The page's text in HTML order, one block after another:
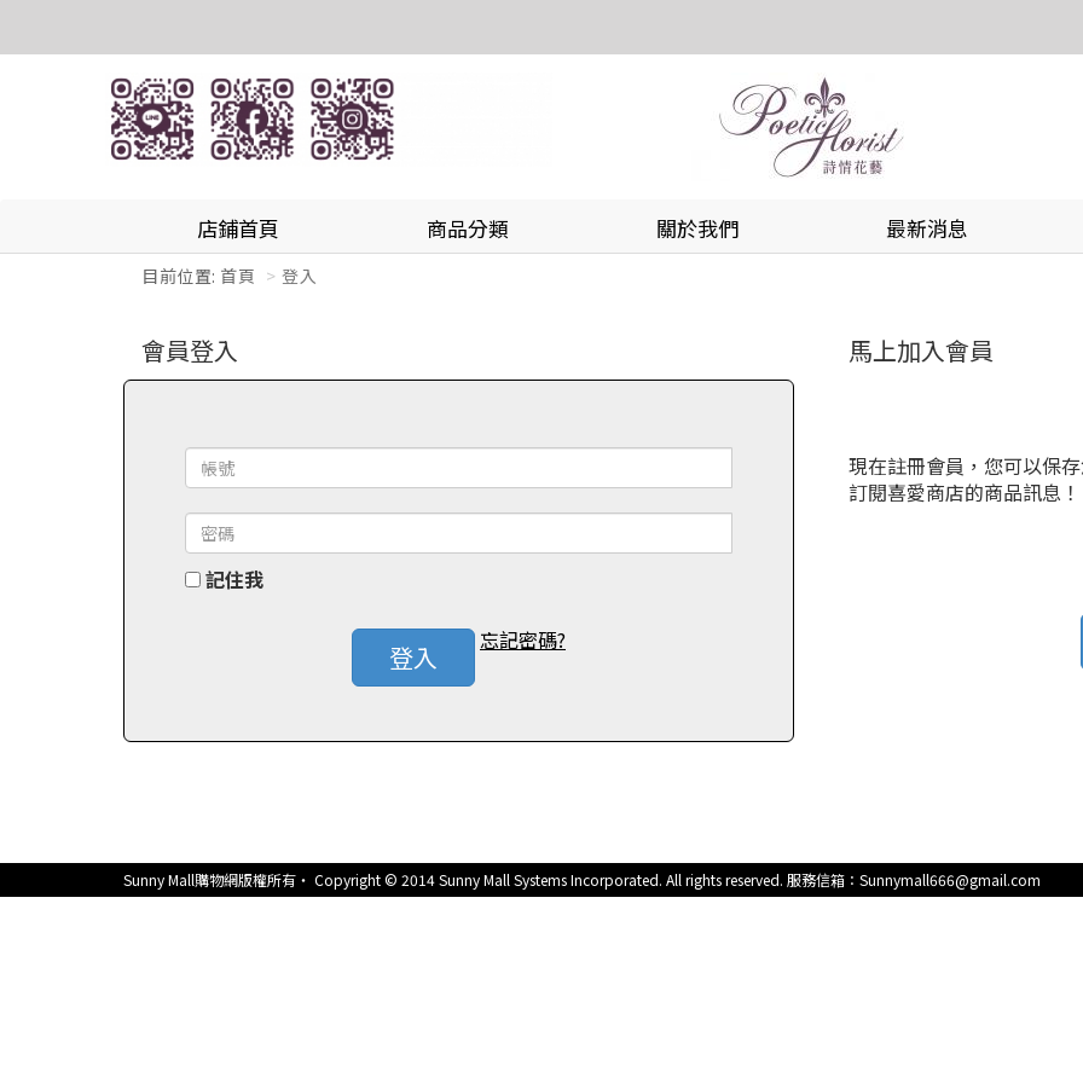
店鋪首頁 商品分類 關於我們 最新消息
目前位置: 首頁 登入
會員登入
記住我
登入
忘記密碼?
馬上加入會員
現在註冊會員，您可以保
訂閱喜愛商店的商品訊息！
Sunny Mall購物網版權所有‧ Copyright © 2014 Sunny Mall Systems Incorporated. All rights reserved. 服務信箱：Sunnymall666@gmail.com